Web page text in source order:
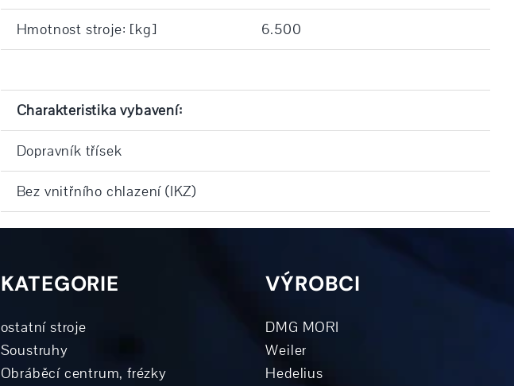
Hmotnost stroje: [kg] 6.500
Charakteristika vybavení:
Dopravník třísek
Bez vnitřního chlazení (IKZ)
KATEGORIE
ostatní stroje
Soustruhy
Obráběcí centrum, frézky
VÝROBCI
DMG MORI
Weiler
Hedelius